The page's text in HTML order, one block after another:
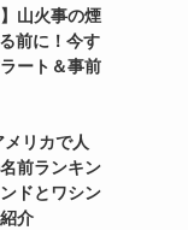
山火事の煙
前に！今す
ート＆事前
メリカで人
前ランキン
ドとワシン
介